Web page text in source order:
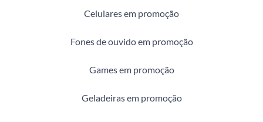
Celulares em promoção
Fones de ouvido em promoção
Games em promoção
Geladeiras em promoção